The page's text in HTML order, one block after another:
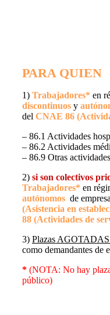
PARA QUIEN
1) Trabajadores* en
discontinuos y
del CNAE 86
– 86.1 Actividades
– 86.2 Actividades
– 86.9 Otras
2) si son colectivos
Trabajadores* en
autónomos de
(Asistencia en
88 (Actividades de
3) Plazas AGOTADAS
como demandantes de
* (NOTA: No hay
público)